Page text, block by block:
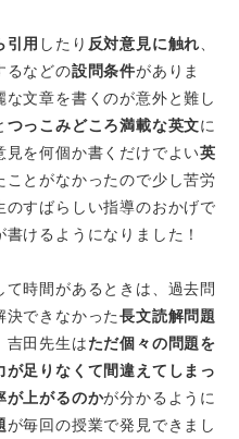
引用 したり 反対意見に触れ
るなどの設問条件がありま
文章を書くのが意外と難し
つっこみどころ満載な英文に
を何個か書くだけでよい英
ことがなかったので少し苦労
のすばらしい指導のおかげで
書けるようになりました！
時間があるときは、過去問
決できなかった長文読解問題
吉田先生はただ個々の問題を
足りなくて間違えてしまっ
が上がるのかが分かるように
が毎回の授業で発見できまし